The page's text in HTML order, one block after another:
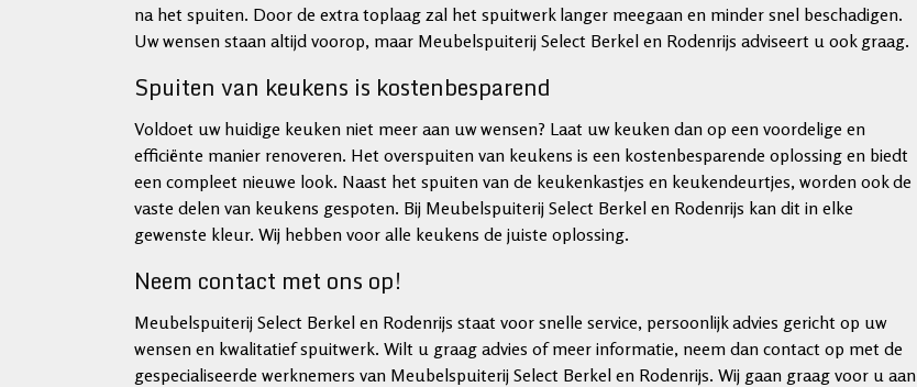
na het spuiten. Door de extra toplaag zal het spuitwerk langer meegaan en minder snel beschadigen.
Uw wensen staan altijd voorop, maar Meubelspuiterij Select Berkel en Rodenrijs adviseert u ook graag.
Spuiten van keukens is kostenbesparend
Voldoet uw huidige keuken niet meer aan uw wensen? Laat uw keuken dan op een voordelige en
efficiënte manier renoveren. Het overspuiten van keukens is een kostenbesparende oplossing en biedt
een compleet nieuwe look. Naast het spuiten van de keukenkastjes en keukendeurtjes, worden ook de
vaste delen van keukens gespoten. Bij Meubelspuiterij Select Berkel en Rodenrijs kan dit in elke
gewenste kleur. Wij hebben voor alle keukens de juiste oplossing.
Neem contact met ons op!
Meubelspuiterij Select Berkel en Rodenrijs staat voor snelle service, persoonlijk advies gericht op uw
wensen en kwalitatief spuitwerk. Wilt u graag advies of meer informatie, neem dan contact op met de
gespecialiseerde werknemers van Meubelspuiterij Select Berkel en Rodenrijs. Wij gaan graag voor u aan